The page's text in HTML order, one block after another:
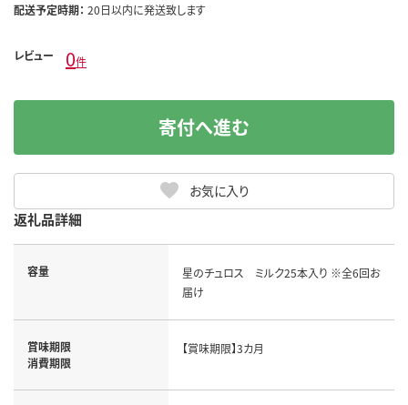
配送予定時期： 20日以内に発送致します
レビュー 0件
お気に入り
寄付へ進む
返礼品詳細
容量
星のチュロス ミルク25本入り ※全6回お
届け
賞味期限
消費期限
【賞味期限】3カ月